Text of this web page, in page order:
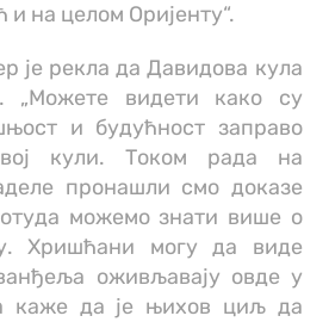
и на целом Оријенту“.
је рекла да Давидова кула
„Можете видети како су
и будућност заправо
кули. Током рада на
пронашли смо доказе
можемо знати више о
Хришћани могу да виде
оживљавају овде у
каже да је њихов циљ да